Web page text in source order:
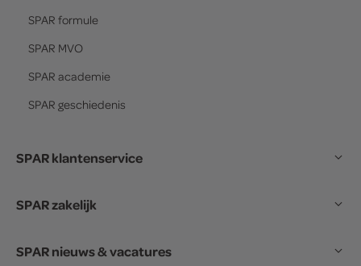
SPAR formule
SPAR MVO
SPAR academie
SPAR geschiedenis
SPAR klantenservice
SPAR zakelijk
SPAR nieuws & vacatures